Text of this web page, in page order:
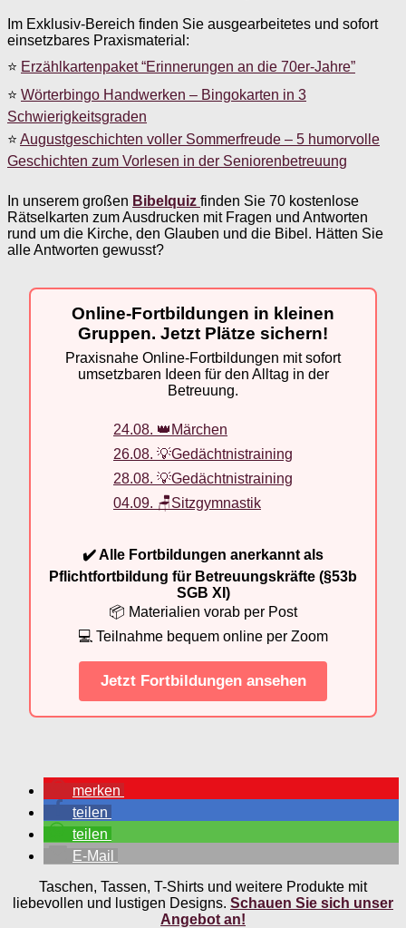
Im Exklusiv-Bereich finden Sie ausgearbeitetes und sofort
einsetzbares Praxismaterial:
⭐ Erzählkartenpaket “Erinnerungen an die 70er-Jahre”
⭐ Wörterbingo Handwerken – Bingokarten in 3
Schwierigkeitsgraden
⭐ Augustgeschichten voller Sommerfreude – 5 humorvolle
Geschichten zum Vorlesen in der Seniorenbetreuung
In unserem großen Bibelquiz finden Sie 70 kostenlose
Rätselkarten zum Ausdrucken mit Fragen und Antworten
rund um die Kirche, den Glauben und die Bibel. Hätten Sie
alle Antworten gewusst?
Online-Fortbildungen in kleinen
Gruppen. Jetzt Plätze sichern!
Praxisnahe Online-Fortbildungen mit sofort
umsetzbaren Ideen für den Alltag in der
Betreuung.
24.08. 👑Märchen
26.08. 💡Gedächtnistraining
28.08. 💡Gedächtnistraining
04.09. 🪑Sitzgymnastik
✔️ Alle Fortbildungen anerkannt als
Pflichtfortbildung für Betreuungskräfte (§53b
SGB XI)
📦 Materialien vorab per Post
💻 Teilnahme bequem online per Zoom
Jetzt Fortbildungen ansehen
merken
teilen
teilen
E-Mail
Taschen, Tassen, T-Shirts und weitere Produkte mit
liebevollen und lustigen Designs. Schauen Sie sich unser
Angebot an!